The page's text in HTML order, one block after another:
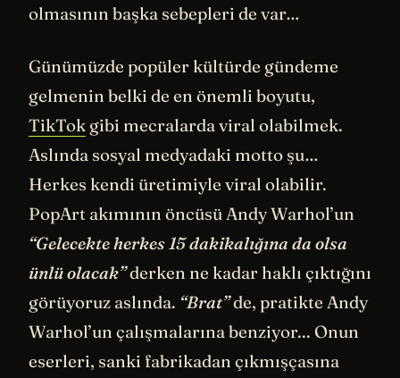
olmasının başka sebepleri de var…
Günümüzde popüler kültürde gündeme
gelmenin belki de en önemli boyutu,
TikTok gibi mecralarda viral olabilmek.
Aslında sosyal medyadaki motto şu…
Herkes kendi üretimiyle viral olabilir.
PopArt akımının öncüsü Andy Warhol’un
“Gelecekte herkes 15 dakikalığına da olsa
ünlü olacak”derken ne kadar haklı çıktığını
görüyoruz aslında. “Brat”de, pratikte Andy
Warhol’un çalışmalarına benziyor... Onun
eserleri, sanki fabrikadan çıkmışçasına